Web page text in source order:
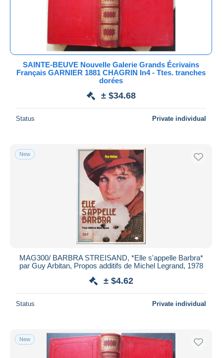
Duration
All durations
days
Closing in
From
MasterCard
Bancontact
Maestro
Seller's residence
Entire world
SAINTE-BEUVE Nouvelle Galerie Grands Écrivains
Français GARNIER 1881 CHAGRIN In4 - Ttes. tranches
dorées
± $34.68
Status Private individual
New
MAG300/ BARBRA STREISAND, *Elle s'appelle Barbra*
par Guy Arbitan, Propos additifs de Michel Legrand, 1978
± $4.62
Status Private individual
New